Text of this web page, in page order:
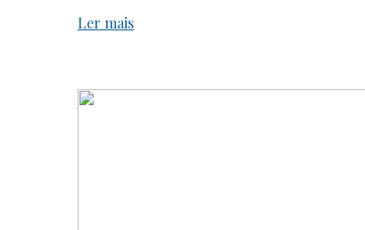
Ler mais